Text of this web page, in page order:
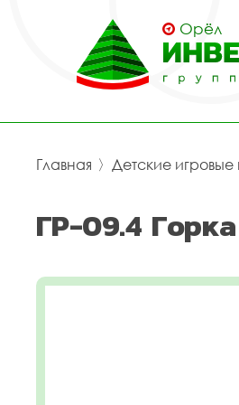
Орёл
Главная 〉 Детские
ГР-09.4